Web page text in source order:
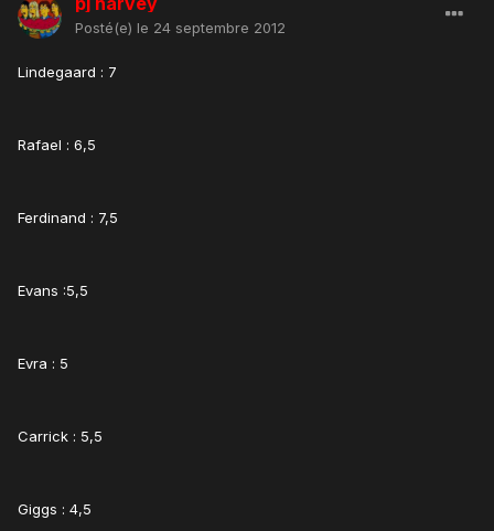
Posté(e) le 24 septembre 2012
Lindegaard : 7
Rafael : 6,5
Ferdinand : 7,5
Evans :5,5
Evra : 5
Carrick : 5,5
Giggs : 4,5